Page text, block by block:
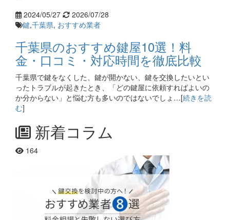
2024/05/27
2026/07/28
鍵,千葉県, おすすめ業者
千葉県のおすすめ鍵屋10選！料
金・口コミ・対応時間を徹底比較
千葉県で鍵をなくした、鍵が開かない、鍵を交換したいとい
ったトラブルが起きたとき、「どの鍵屋に依頼すればよいの
か分からない」と悩む方も多いのではないでしょ…[続きを読
む]
新着コラム
164